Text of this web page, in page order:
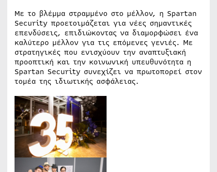
Με το βλέμμα στραμμένο στο μέλλον, η Spartan
Security προετοιμάζεται για νέες σημαντικές
επενδύσεις, επιδιώκοντας να διαμορφώσει ένα
καλύτερο μέλλον για τις επόμενες γενιές. Με
στρατηγικές που ενισχύουν την αναπτυξιακή
προοπτική και την κοινωνική υπευθυνότητα η
Spartan Security συνεχίζει να πρωτοπορεί στον
τομέα της ιδιωτικής ασφάλειας.